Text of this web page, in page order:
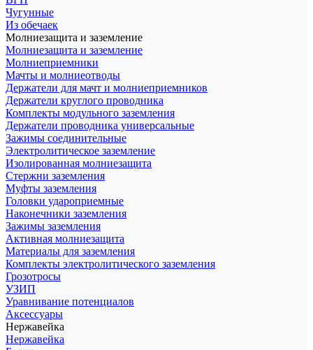
Чугунные
Из обечаек
Молниезащита и заземление
Молниезащита и заземление
Молниеприемники
Мачты и молниеотводы
Держатели для мачт и молниеприемников
Держатели круглого проводника
Комплекты модульного заземления
Держатели проводника универсальные
Зажимы соединительные
Электролитическое заземление
Изолированная молниезащита
Стержни заземления
Муфты заземления
Головки удароприемные
Наконечники заземления
Зажимы заземления
Активная молниезащита
Материалы для заземления
Комплекты электролитического заземления
Грозотросы
УЗИП
Уравнивание потенциалов
Аксессуары
Нержавейка
Нержавейка